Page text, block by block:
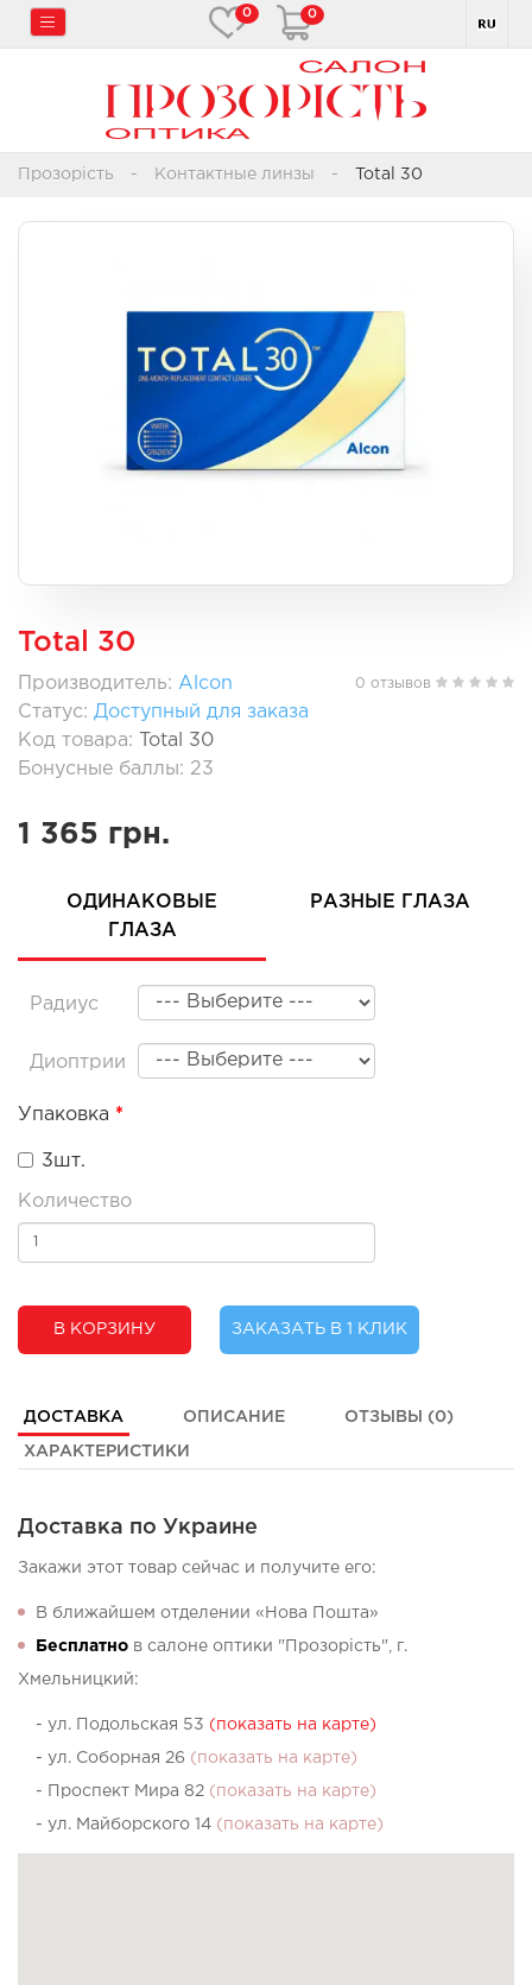
0 0
Прозорість Контактные линзы Total 30
Total 30
Производитель: Alcon
Статус: Доступный для заказа
Код товара:
Total 30
Бонусные баллы: 23
0 отзывов
1 365 грн.
ОДИНАКОВЫЕ
ГЛАЗА
РАЗНЫЕ ГЛАЗА
Радиус
Диоптрии
Упаковка
3шт.
Количество
В КОРЗИНУ ЗАКАЗАТЬ В 1 КЛИК
ДОСТАВКА ОПИСАНИЕ ОТЗЫВЫ (0)
ХАРАКТЕРИСТИКИ
Доставка по Украине
Закажи этот товар сейчас и получите его:
В ближайшем отделении «Нова Пошта»
Бесплатно в салоне оптики "Прозорість", г.
Хмельницкий:
- ул. Подольская 53 (показать на карте)
- ул. Соборная 26 (показать на карте)
- Проспект Мира 82 (показать на карте)
- ул. Майборского 14 (показать на карте)